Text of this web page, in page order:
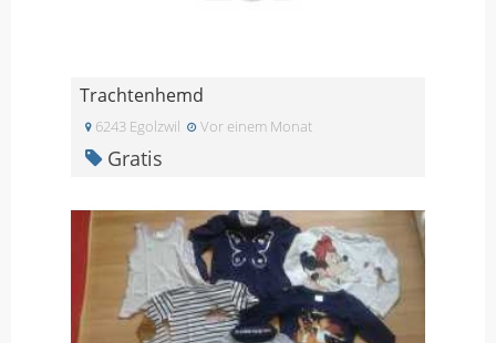
Trachtenhemd
6243 Egolzwil Vor einem Monat
Gratis